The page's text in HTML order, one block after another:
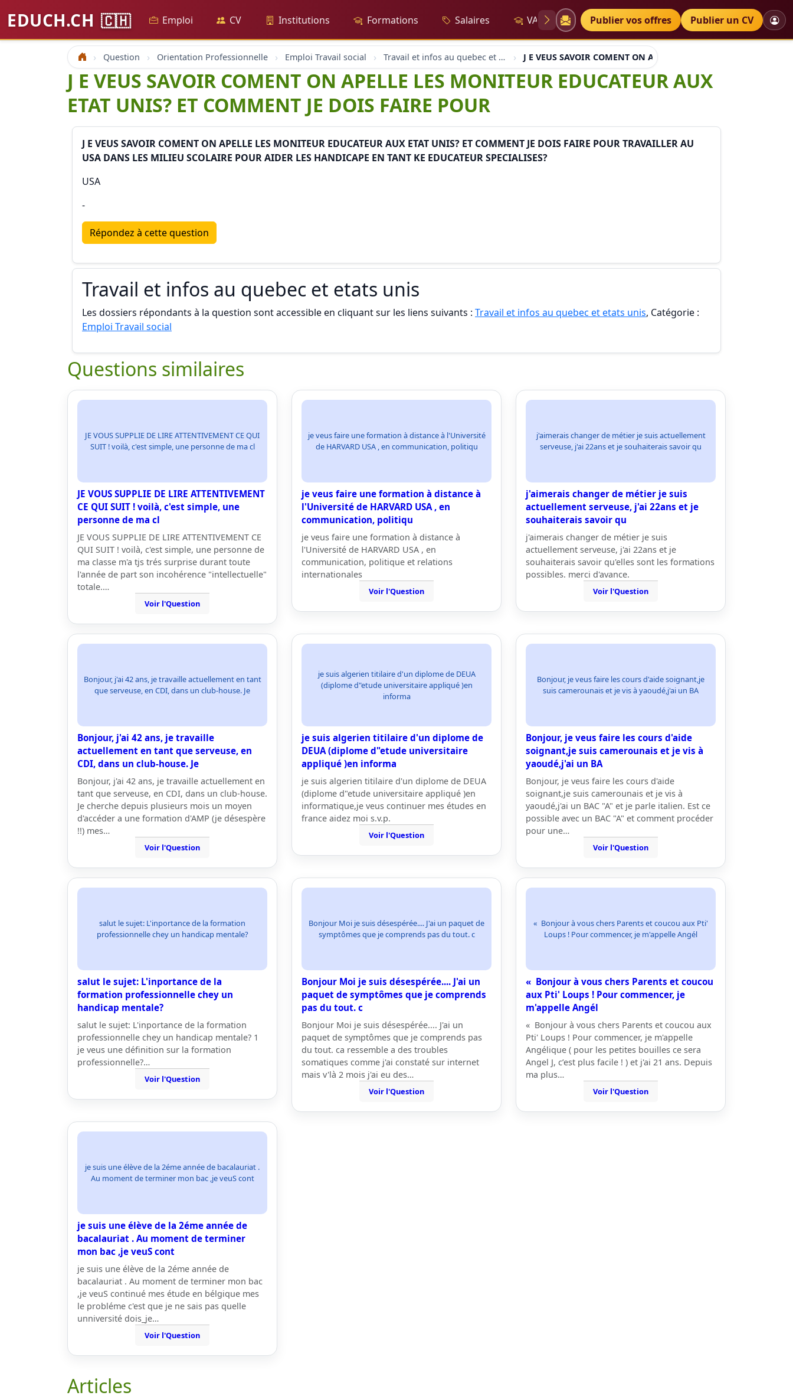
EDUCH.CH 🇨🇭 Emploi CV Institutions Formations Salaires VAE Diplômes Petites annonces
Publier vos offres Publier un CV
Accueil Question Orientation Professionnelle Emploi Travail social Travail et infos au quebec et etats unis J E VEUS SAVOIR COMENT ON APELLE LES MONITEUR
J E VEUS SAVOIR COMENT ON APELLE LES MONITEUR EDUCATEUR AUX
ETAT UNIS? ET COMMENT JE DOIS FAIRE POUR
J E VEUS SAVOIR COMENT ON APELLE LES MONITEUR EDUCATEUR AUX ETAT UNIS? ET COMMENT JE DOIS FAIRE POUR TRAVAILLER AU
USA DANS LES MILIEU SCOLAIRE POUR AIDER LES HANDICAPE EN TANT KE EDUCATEUR SPECIALISES?
USA
-
Répondez à cette question
Travail et infos au quebec et etats unis
Les dossiers répondants à la question sont accessible en cliquant sur les liens suivants : Travail et infos au quebec et etats unis, Catégorie :
Emploi Travail social
Questions similaires
JE VOUS SUPPLIE DE LIRE ATTENTIVEMENT CE QUI
SUIT ! voilà, c'est simple, une personne de ma cl
JE VOUS SUPPLIE DE LIRE ATTENTIVEMENT
CE QUI SUIT ! voilà, c'est simple, une
personne de ma cl
JE VOUS SUPPLIE DE LIRE ATTENTIVEMENT CE
QUI SUIT ! voilà, c'est simple, une personne de
ma classe m'a tjs trés surprise durant toute
l'année de part son incohérence "intellectuelle"
totale.…
Voir l'Question
je veus faire une formation à distance à l'Université
de HARVARD USA , en communication, politiqu
je veus faire une formation à distance à
l'Université de HARVARD USA , en
communication, politiqu
je veus faire une formation à distance à
l'Université de HARVARD USA , en
communication, politique et relations
internationales
Voir l'Question
j'aimerais changer de métier je suis actuellement
serveuse, j'ai 22ans et je souhaiterais savoir qu
j'aimerais changer de métier je suis
actuellement serveuse, j'ai 22ans et je
souhaiterais savoir qu
j'aimerais changer de métier je suis
actuellement serveuse, j'ai 22ans et je
souhaiterais savoir qu'elles sont les formations
possibles. merci d'avance.
Voir l'Question
Bonjour, j'ai 42 ans, je travaille actuellement en tant
que serveuse, en CDI, dans un club-house. Je
Bonjour, j'ai 42 ans, je travaille
actuellement en tant que serveuse, en
CDI, dans un club-house. Je
Bonjour, j'ai 42 ans, je travaille actuellement en
tant que serveuse, en CDI, dans un club-house.
Je cherche depuis plusieurs mois un moyen
d'accéder a une formation d'AMP (je désespère
!!) mes…
Voir l'Question
je suis algerien titilaire d'un diplome de DEUA
(diplome d"etude universitaire appliqué )en
informa
je suis algerien titilaire d'un diplome de
DEUA (diplome d"etude universitaire
appliqué )en informa
je suis algerien titilaire d'un diplome de DEUA
(diplome d"etude universitaire appliqué )en
informatique,je veus continuer mes études en
france aidez moi s.v.p.
Voir l'Question
Bonjour, je veus faire les cours d'aide soignant,je
suis camerounais et je vis à yaoudé,j'ai un BA
Bonjour, je veus faire les cours d'aide
soignant,je suis camerounais et je vis à
yaoudé,j'ai un BA
Bonjour, je veus faire les cours d'aide
soignant,je suis camerounais et je vis à
yaoudé,j'ai un BAC "A" et je parle italien. Est ce
possible avec un BAC "A" et comment procéder
pour une…
Voir l'Question
salut le sujet: L'inportance de la formation
professionnelle chey un handicap mentale?
salut le sujet: L'inportance de la
formation professionnelle chey un
handicap mentale?
salut le sujet: L'inportance de la formation
professionnelle chey un handicap mentale? 1
je veus une définition sur la formation
professionnelle?…
Voir l'Question
Bonjour Moi je suis désespérée.... J'ai un paquet de
symptômes que je comprends pas du tout. c
Bonjour Moi je suis désespérée.... J'ai un
paquet de symptômes que je comprends
pas du tout. c
Bonjour Moi je suis désespérée.... J'ai un
paquet de symptômes que je comprends pas
du tout. ca ressemble a des troubles
somatiques comme j'ai constaté sur internet
mais v'là 2 mois j'ai eu des…
Voir l'Question
« Bonjour à vous chers Parents et coucou aux Pti'
Loups ! Pour commencer, je m'appelle Angél
« Bonjour à vous chers Parents et coucou
aux Pti' Loups ! Pour commencer, je
m'appelle Angél
« Bonjour à vous chers Parents et coucou aux
Pti' Loups ! Pour commencer, je m'appelle
Angélique ( pour les petites bouilles ce sera
Angel J, c’est plus facile ! ) et j'ai 21 ans. Depuis
ma plus…
Voir l'Question
je suis une élève de la 2éme année de bacalauriat .
Au moment de terminer mon bac ,je veuS cont
je suis une élève de la 2éme année de
bacalauriat . Au moment de terminer
mon bac ,je veuS cont
je suis une élève de la 2éme année de
bacalauriat . Au moment de terminer mon bac
,je veuS continué mes étude en bélgique mes
le probléme c'est que je ne sais pas quelle
unniversité dois_je…
Voir l'Question
Articles